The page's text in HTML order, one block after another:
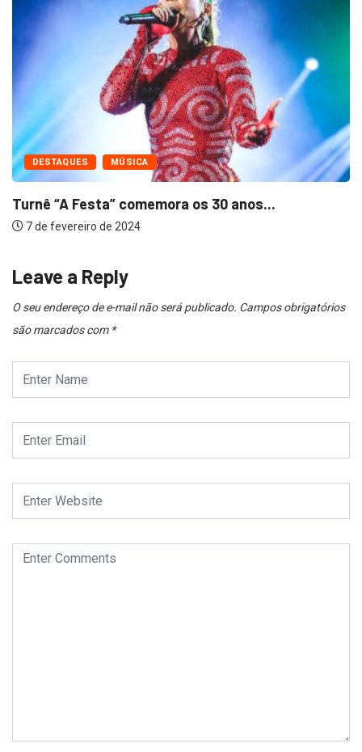
DESTAQUES MÚSICA
Turnê “A Festa” comemora os 30 anos...
7 de fevereiro de 2024
Leave a Reply
O seu endereço de e-mail não será publicado. Campos obrigatórios
são marcados com *